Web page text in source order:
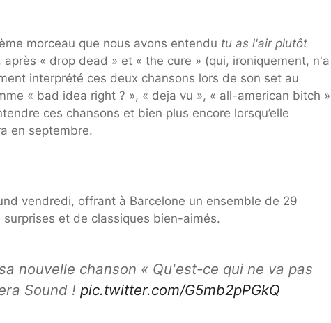
morceau que nous avons entendu tu as l'air plutôt
« drop dead » et « the cure » (qui, ironiquement, n'a
interprété ces deux chansons lors de son set au
« bad idea right ? », « deja vu », « all-american bitch »
ces chansons et bien plus encore lorsqu’elle
en septembre.
vendredi, offrant à Barcelone un ensemble de 29
et de classiques bien-aimés.
nouvelle chanson « Qu'est-ce qui ne va pas
Sound ! pic.twitter.com/G5mb2pPGkQ